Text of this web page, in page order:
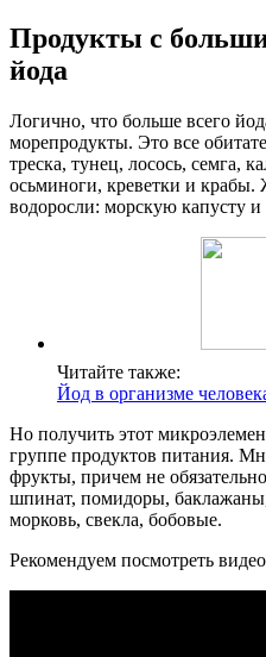
Продукты с
йода
Логично, что больше всего
морепродукты. Это все
треска, тунец, лосось, семга,
осьминоги, креветки и крабы.
водоросли: морскую капусту и
Читайте также:
Йод в организме
Но получить этот
группе продуктов питания.
фрукты, причем не
шпинат, помидоры,
морковь, свекла, бобовые.
Рекомендуем посмотреть